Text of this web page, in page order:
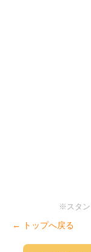
※スタン
← トップへ戻る